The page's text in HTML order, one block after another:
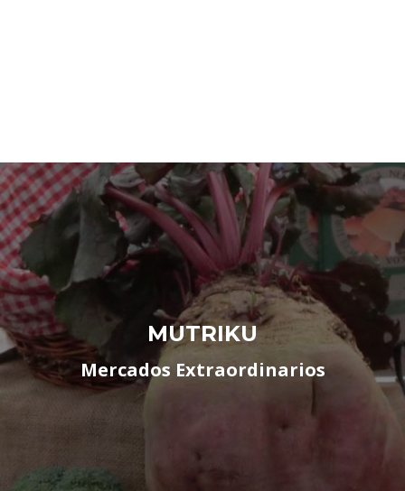
MUTRIKU
Mercados Extraordinarios